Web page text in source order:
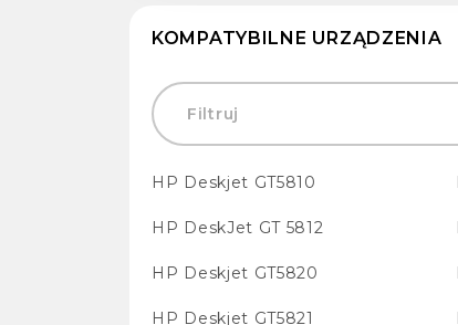
KOMPATYBILNE URZĄDZENIA
HP Deskjet GT5810
HP DeskJet GT 5812
HP Deskjet GT5820
HP Deskjet GT5821